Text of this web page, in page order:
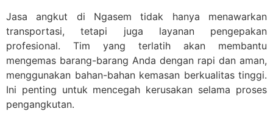
Jasa angkut di Ngasem tidak hanya menawarkan
transportasi, tetapi juga layanan pengepakan
profesional. Tim yang terlatih akan membantu
mengemas barang-barang Anda dengan rapi dan aman,
menggunakan bahan-bahan kemasan berkualitas tinggi.
Ini penting untuk mencegah kerusakan selama proses
pengangkutan.